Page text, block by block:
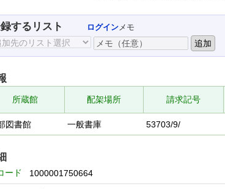
するリスト ログインメモ
所蔵館 配架場所 請求記号
図書館 一般書庫 53703/9/
ード 1000001750664